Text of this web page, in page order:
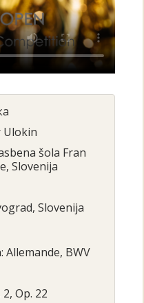
Ulokin
šola Fran
Slovenija
Slovenija
Allemande, BWV
Op. 22